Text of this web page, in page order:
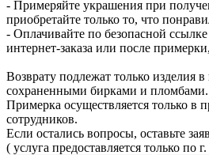
- Примеряйте украшения при
приобретайте только то, что
- Оплачивайте по безопасной
интернет-заказа или после
Возврату подлежат только изделия
сохраненными бирками и пломбами.
Примерка осуществляется только в
сотрудников.
Если остались вопросы, оставьте
( услуга предоставляется только по